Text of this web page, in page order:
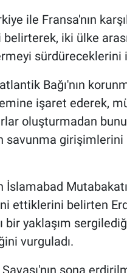
ile Fransa'nın
iki ülke
sürdüreceklerini
Bağı'nın
işaret ederek,
oluşturmadan
savunma girişimlerini
ettiklerini belirten
yaklaşım
vurguladı.